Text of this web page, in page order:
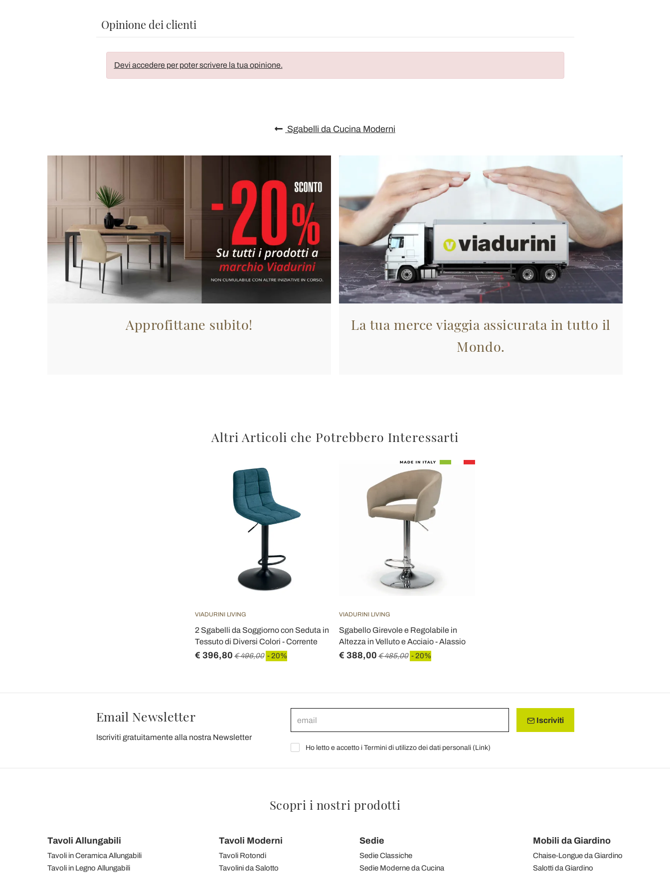
Opinione dei clienti
Devi accedere per poter scrivere la tua opinione.
Sgabelli da Cucina Moderni
Approfittane subito!
La tua merce viaggia assicurata in tutto il
Mondo.
Altri Articoli che Potrebbero Interessarti
VIADURINI LIVING
2 Sgabelli da Soggiorno con Seduta in
Tessuto di Diversi Colori - Corrente
€ 396,80 € 496,00 - 20%
VIADURINI LIVING
Sgabello Girevole e Regolabile in
Altezza in Velluto e Acciaio - Alassio
€ 388,00 € 485,00 - 20%
Email Newsletter
Iscriviti gratuitamente alla nostra Newsletter
Iscriviti
Ho letto e accetto i Termini di utilizzo dei dati personali (Link)
Scopri i nostri prodotti
Tavoli Allungabili
Tavoli in Ceramica Allungabili
Tavoli in Legno Allungabili
Tavoli Moderni
Tavoli Rotondi
Tavolini da Salotto
Sedie
Sedie Classiche
Sedie Moderne da Cucina
Mobili da Giardino
Chaise-Longue da Giardino
Salotti da Giardino